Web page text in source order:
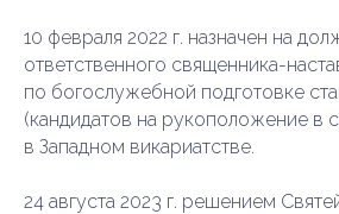
10 февраля 2022 г. назначен на
ответственного священника-
по богослужебной подготовке
(кандидатов на рукоположение в
в Западном викариатстве.
24 августа 2023 г. решением